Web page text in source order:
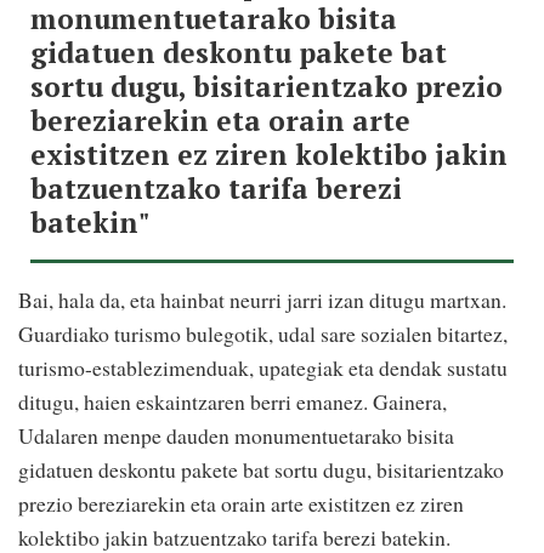
monumentuetarako bisita
gidatuen deskontu pakete bat
sortu dugu, bisitarientzako prezio
bereziarekin eta orain arte
existitzen ez ziren kolektibo jakin
batzuentzako tarifa berezi
batekin"
Bai, hala da, eta hainbat neurri jarri izan ditugu martxan.
Guardiako turismo bulegotik, udal sare sozialen bitartez,
turismo-establezimenduak, upategiak eta dendak sustatu
ditugu, haien eskaintzaren berri emanez. Gainera,
Udalaren menpe dauden monumentuetarako bisita
gidatuen deskontu pakete bat sortu dugu, bisitarientzako
prezio bereziarekin eta orain arte existitzen ez ziren
kolektibo jakin batzuentzako tarifa berezi batekin.